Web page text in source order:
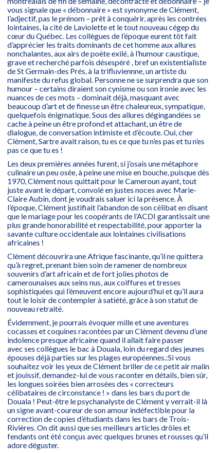
vous signale que « débonnaire » est synonyme de Clément,
l’adjectif, pas le prénom – prêt à conquérir, après les contrées
lointaines, la cité de Laviolette et le tout nouveau cégep du
cœur du Québec. Les collègues de l’époque eurent tôt fait
d’apprécier les traits dominants de cet homme aux allures
nonchalantes, aux airs de poète exilé, à l’humour caustique,
grave et recherché parfois désespéré , bref un existentialiste
de St Germain-des Prés, à la trifluviennne, un artiste du
manifeste du refus global. Personne ne se surprendra que son
humour – certains diraient son cynisme ou son ironie avec les
nuances de ces mots – dominait déjà, masquant avec
beaucoup d’art et de finesse un être chaleureux, sympatique,
quelquefois énigmatique. Sous des allures dégingandées se
cache à peine un être profond et attachant, un être de
dialogue, de conversation intimiste et d’écoute. Oui, cher
Clément, Sartre avait raison, tu es ce que tu n’es pas et tu n’es
pas ce que tu es !
Les deux premières années furent, si j’osais une métaphore
culinaire un peu osée, à peine une mise en bouche, puisque dès
1970, Clément nous quittait pour le Cameroun ayant, tout
juste avant le départ, convolé en justes noces avec Marie-
Claire Aubin, dont je voudrais saluer ici la présence. À
l’époque, Clément justifiait l’abandon de son célibat en disant
que le mariage pour les coopérants de l’ACDI garantissait une
plus grande honorabilité et respectabilité, pour apporter la
savante culture occidentale aux lointaines civilisations
africaines !
Clément découvrira une Afrique fascinante, qu’il ne quittera
qu’à regret, prenant bien soin de ramener de nombreux
souvenirs d’art africain et de fort jolies photos de
camerounaises aux seins nus, aux coiffures et tresses
sophistiquées qui l’émeuvent encore aujourd’hui et qu’il aura
tout le loisir de contempler à satiété, grâce à son statut de
nouveau retraité.
Évidemment, je pourrais évoquer mille et une aventures
cocasses et coquines racontées par un Clément devenu d’une
indolence presque africaine quand il allait faire passer
avec ses collègues le bac à Douala, loin du regard des jeunes
épouses déjà parties sur les plages européennes.:Si vous
souhaitez voir les yeux de Clément briller de ce petit air malin
et jouissif, demandez-lui de vous raconter en détails, bien sûr,
les longues soirées bien arrosées des « correcteurs
célibataires de circonstance ! » dans les bars du port de
Douala ! Peut-être le psychanalyste de Clément y verrait-il là
un signe avant-coureur de son amour indéfectible pour la
correction de copies d’étudiants dans les bars de Trois-
Rivières. On dit aussi que ses meilleurs articles drôles et
fendants ont été conçus avec quelques brunes et rousses qu’il
adore déguster.